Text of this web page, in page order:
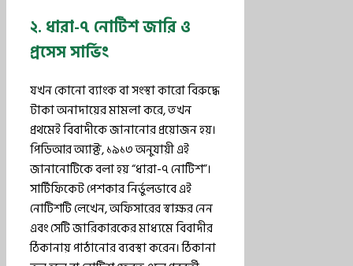
২. ধারা-৭ নোটিশ জারি ও
প্রসেস সার্ভিং
যখন কোনো ব্যাংক বা সংস্থা কারো বিরুদ্ধে
টাকা অনাদায়ের মামলা করে, তখন
প্রথমেই বিবাদীকে জানানোর প্রয়োজন হয়।
পিডিআর অ্যাক্ট, ১৯১৩ অনুযায়ী এই
জানানোটিকে বলা হয় “ধারা-৭ নোটিশ”।
সার্টিফিকেট পেশকার নির্ভুলভাবে এই
নোটিশটি লেখেন, অফিসারের স্বাক্ষর নেন
এবং সেটি জারিকারকের মাধ্যমে বিবাদীর
ঠিকানায় পাঠানোর ব্যবস্থা করেন। ঠিকানা